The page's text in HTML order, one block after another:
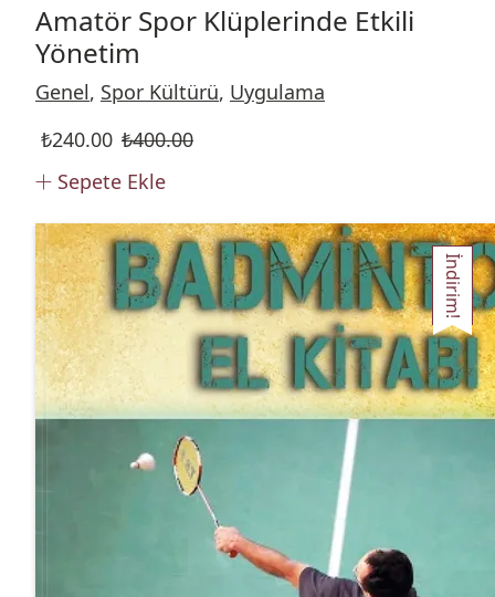
Amatör Spor Klüplerinde Etkili
Yönetim
Genel, Spor Kültürü, Uygulama
₺400.00
₺240.00
Sepete Ekle
İndirim!